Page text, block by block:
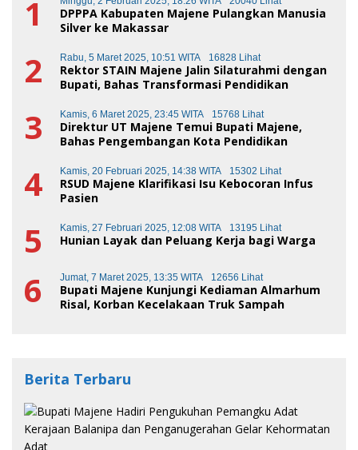
1
DPPPA Kabupaten Majene Pulangkan Manusia
Silver ke Makassar
2 Rabu, 5 Maret 2025, 10:51 WITA 16828 Lihat
Rektor STAIN Majene Jalin Silaturahmi dengan
Bupati, Bahas Transformasi Pendidikan
3 Kamis, 6 Maret 2025, 23:45 WITA 15768 Lihat
Direktur UT Majene Temui Bupati Majene,
Bahas Pengembangan Kota Pendidikan
4 Kamis, 20 Februari 2025, 14:38 WITA 15302 Lihat
RSUD Majene Klarifikasi Isu Kebocoran Infus
Pasien
5 Kamis, 27 Februari 2025, 12:08 WITA 13195 Lihat
Hunian Layak dan Peluang Kerja bagi Warga
6 Jumat, 7 Maret 2025, 13:35 WITA 12656 Lihat
Bupati Majene Kunjungi Kediaman Almarhum
Risal, Korban Kecelakaan Truk Sampah
Berita Terbaru